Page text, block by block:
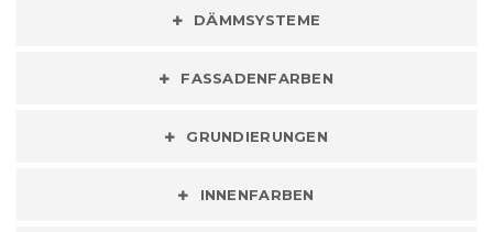
DÄMMSYSTEME
FASSADENFARBEN
GRUNDIERUNGEN
INNENFARBEN